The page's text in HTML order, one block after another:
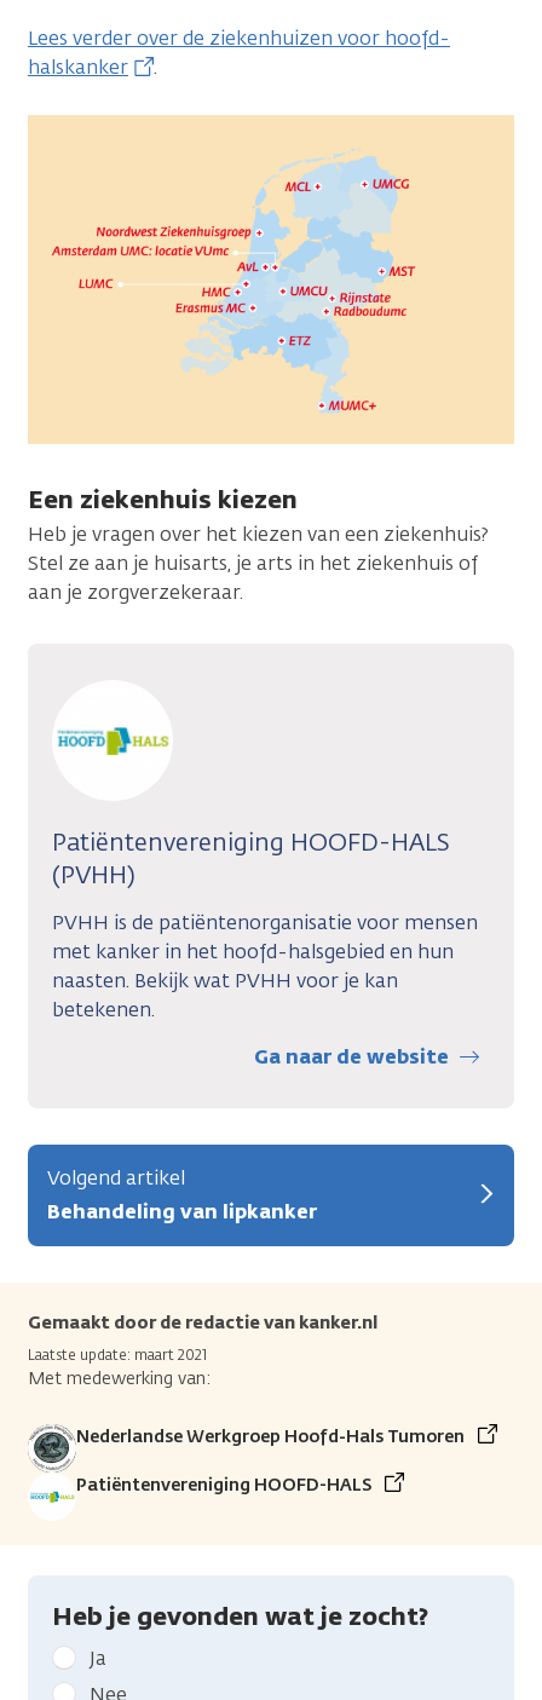
Lees verder over de ziekenhuizen voor hoofd-
halskanker
.
Een ziekenhuis kiezen
Heb je vragen over het kiezen van een ziekenhuis?
Stel ze aan je huisarts, je arts in het ziekenhuis of
aan je zorgverzekeraar.
Patiëntenvereniging HOOFD-HALS
(PVHH)
PVHH is de patiëntenorganisatie voor mensen
met kanker in het hoofd-halsgebied en hun
naasten. Bekijk wat PVHH voor je kan
betekenen.
Ga naar de website
Volgend artikel
Behandeling van lipkanker
Gemaakt door de redactie van kanker.nl
Laatste update: maart 2021
Met medewerking van:
Nederlandse Werkgroep Hoofd-Hals Tumoren
Patiëntenvereniging HOOFD-HALS
Heb je gevonden wat je zocht?
Geef
kanker.nl
Ja
Nee